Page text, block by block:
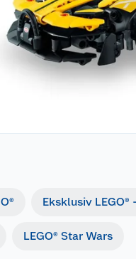
Eksklusiv
LEGO® Star Wars